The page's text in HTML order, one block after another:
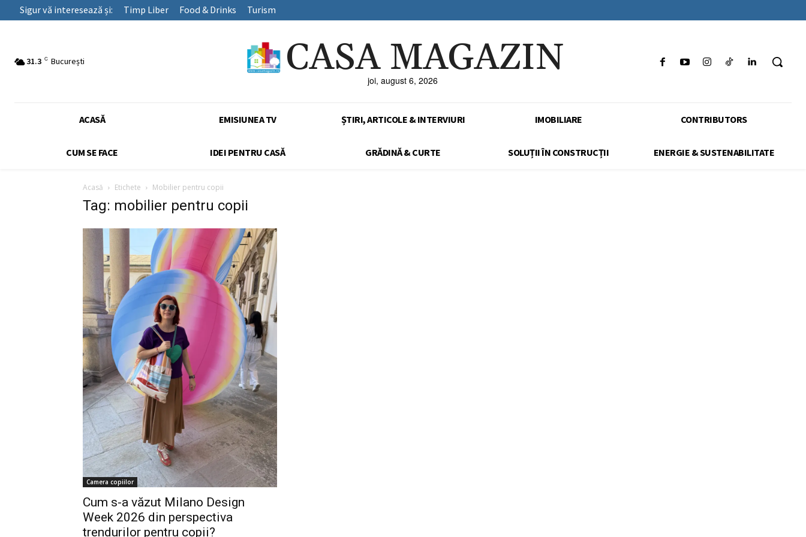
Sigur vă interesează și: Timp Liber Food & Drinks Turism
31.3 C București CASA MAGAZIN
joi, august 6, 2026
ACASĂ EMISIUNEA TV ȘTIRI, ARTICOLE & INTERVIURI IMOBILIARE CONTRIBUTORS
CUM SE FACE IDEI PENTRU CASĂ GRĂDINĂ & CURTE SOLUȚII ÎN CONSTRUCȚII ENERGIE & SUSTENABILITATE
Acasă Etichete Mobilier pentru copii
Tag: mobilier pentru copii
Camera copiilor
Cum s-a văzut Milano Design
Week 2026 din perspectiva
trendurilor pentru copii?